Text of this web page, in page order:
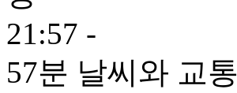
21:57 -
57분 날씨와 교통